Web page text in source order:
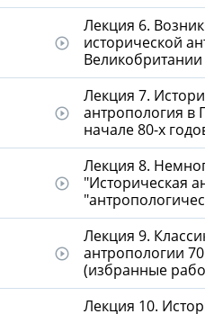
play_circle_outline
Лекция 6.
исторической
Великобритании
play_circle_outline
Лекция 7.
антропология в
начале 80-х
play_circle_outline
Лекция 8.
"Историческая
play_circle_outline
Лекция 9.
антропологии
(избранные
Лекция 10.